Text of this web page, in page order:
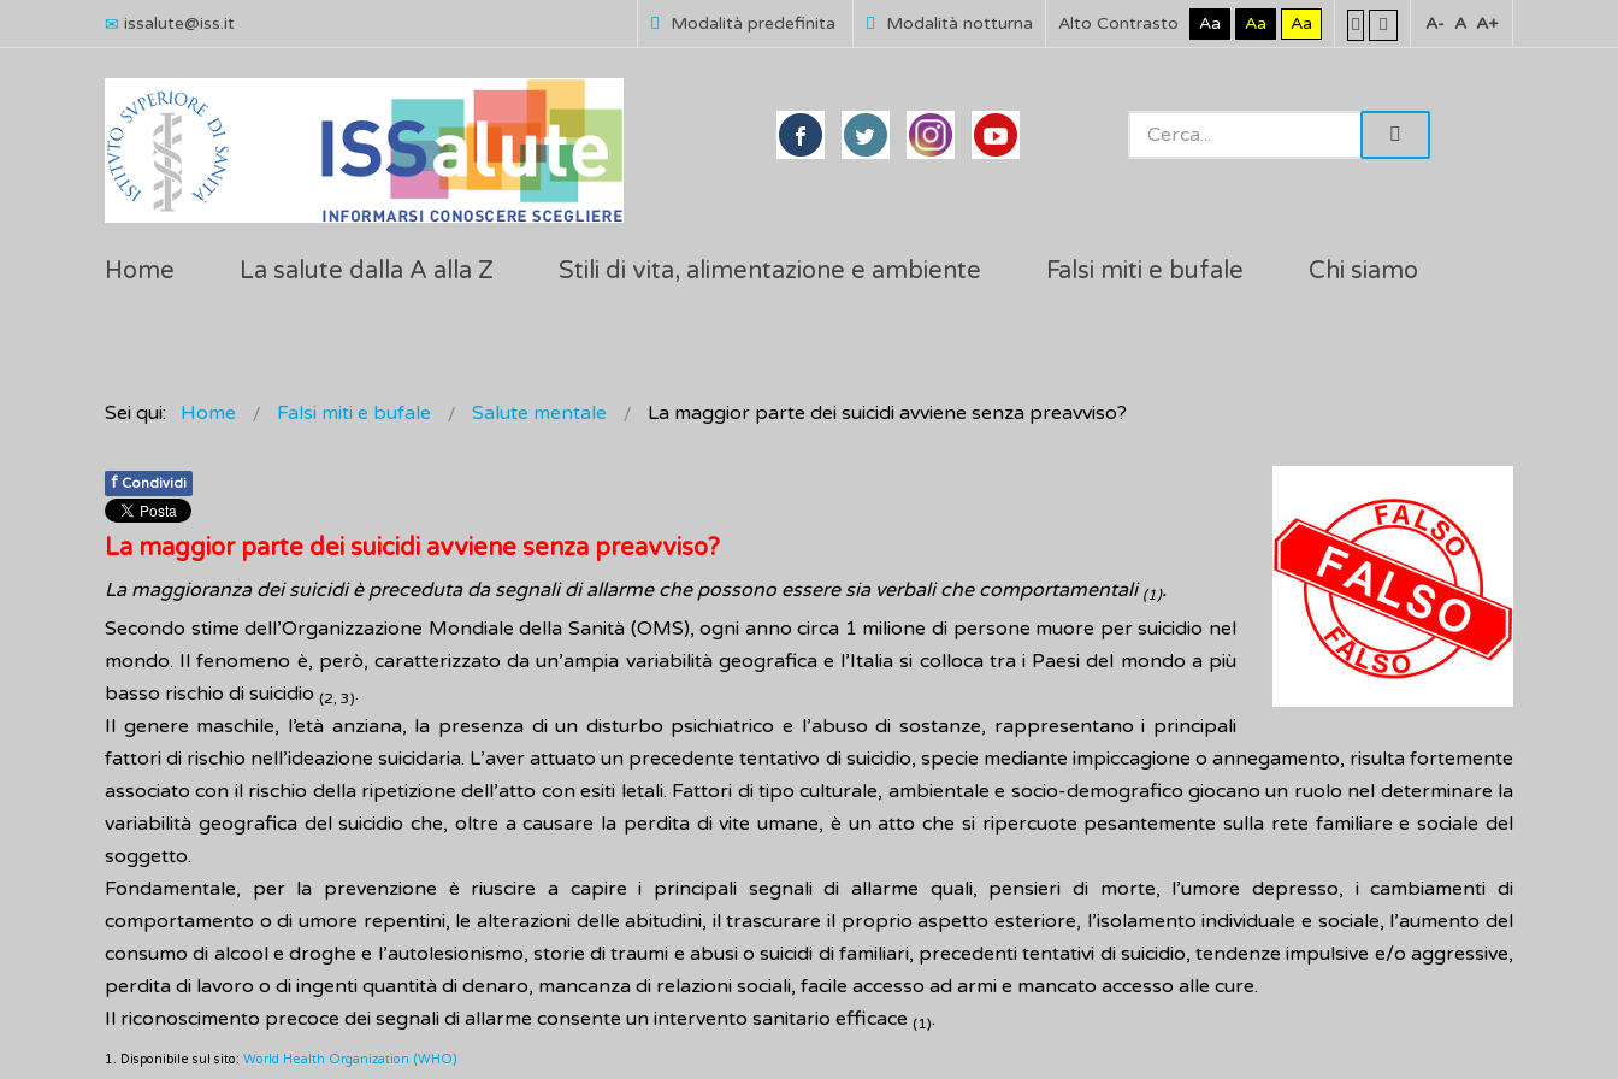
issalute@iss.it Modalità predefinita Modalità notturna Alto Contrasto Aa Aa Aa A- A A+
Home La salute dalla A alla Z Stili di vita, alimentazione e ambiente Falsi miti e bufale Chi siamo
Sei qui: Home Falsi miti e bufale Salute mentale La maggior parte dei suicidi avviene senza preavviso?
f Condividi
La maggior parte dei suicidi avviene senza preavviso?
La maggioranza dei suicidi è preceduta da segnali di allarme che possono essere sia verbali che comportamentali (1).
Secondo stime dell’Organizzazione Mondiale della Sanità (OMS), ogni anno circa 1 milione di persone muore per suicidio nel
mondo. Il fenomeno è, però, caratterizzato da un’ampia variabilità geografica e l’Italia si colloca tra i Paesi del mondo a più
basso rischio di suicidio (2, 3).
Il genere maschile, l’età anziana, la presenza di un disturbo psichiatrico e l’abuso di sostanze, rappresentano i principali
fattori di rischio nell’ideazione suicidaria. L’aver attuato un precedente tentativo di suicidio, specie mediante impiccagione o annegamento, risulta fortemente
associato con il rischio della ripetizione dell’atto con esiti letali. Fattori di tipo culturale, ambientale e socio-demografico giocano un ruolo nel determinare la
variabilità geografica del suicidio che, oltre a causare la perdita di vite umane, è un atto che si ripercuote pesantemente sulla rete familiare e sociale del
soggetto.
Fondamentale, per la prevenzione è riuscire a capire i principali segnali di allarme quali, pensieri di morte, l’umore depresso, i cambiamenti di
comportamento o di umore repentini, le alterazioni delle abitudini, il trascurare il proprio aspetto esteriore, l’isolamento individuale e sociale, l’aumento del
consumo di alcool e droghe e l’autolesionismo, storie di traumi e abusi o suicidi di familiari, precedenti tentativi di suicidio, tendenze impulsive e/o aggressive,
perdita di lavoro o di ingenti quantità di denaro, mancanza di relazioni sociali, facile accesso ad armi e mancato accesso alle cure.
Il riconoscimento precoce dei segnali di allarme consente un intervento sanitario efficace (1).
1. Disponibile sul sito: World Health Organization (WHO)